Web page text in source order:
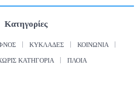
Κατηγορίες
ΚΥΚΛΆΔΕΣ ΚΟΙΝΩΝΊΑ
ΚΑΤΗΓΟΡΊΑ ΠΛΟΊΑ